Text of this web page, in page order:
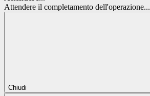
Attendere il completamento dell'operazione...
Chiudi